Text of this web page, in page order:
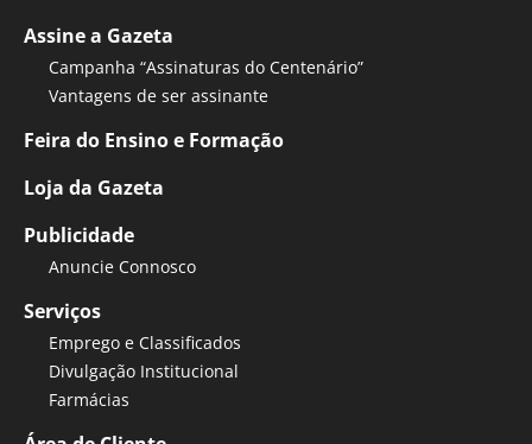
Assine a Gazeta
Campanha “Assinaturas do Centenário”
Vantagens de ser assinante
Feira do Ensino e Formação
Loja da Gazeta
Publicidade
Anuncie Connosco
Serviços
Emprego e Classificados
Divulgação Institucional
Farmácias